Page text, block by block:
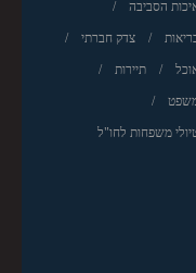
הסביבה
צדק חברתי
תיירות
משפחות לחו"ל